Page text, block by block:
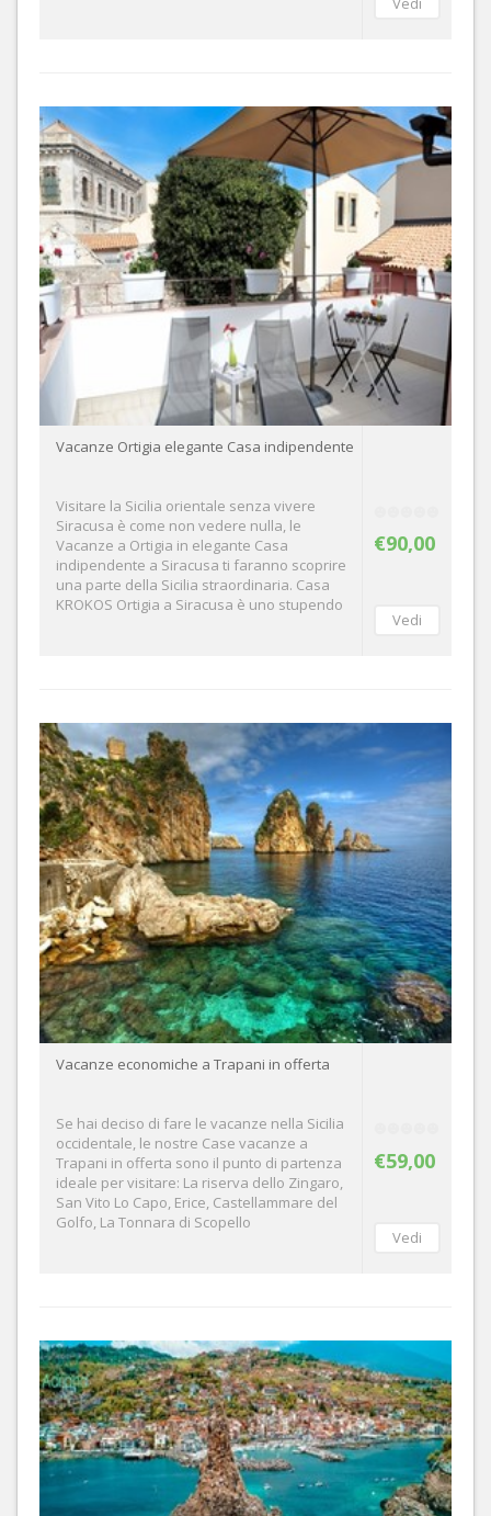
€90,00
Vacanze Ortigia elegante Casa indipendente
Visitare la Sicilia orientale senza vivere
Siracusa è come non vedere nulla, le
Vacanze a Ortigia in elegante Casa
indipendente a Siracusa ti faranno scoprire
una parte della Sicilia straordinaria. Casa
KROKOS Ortigia a Siracusa è uno stupendo
€59,00
Vacanze economiche a Trapani in offerta
Se hai deciso di fare le vacanze nella Sicilia
occidentale, le nostre Case vacanze a
Trapani in offerta sono il punto di partenza
ideale per visitare: La riserva dello Zingaro,
San Vito Lo Capo, Erice, Castellammare del
Golfo, La Tonnara di Scopello